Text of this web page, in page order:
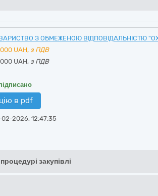
З ОБМЕЖЕНОЮ ВІДПОВІДАЛЬНІСТЮ
UAH, з ПДВ
UAH, з ПДВ
в pdf
2026, 12:47:35
закупівлі